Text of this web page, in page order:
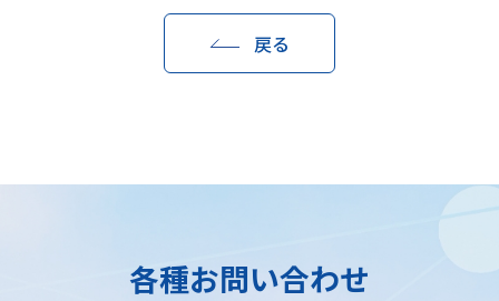
戻る
各種お問い合わせ